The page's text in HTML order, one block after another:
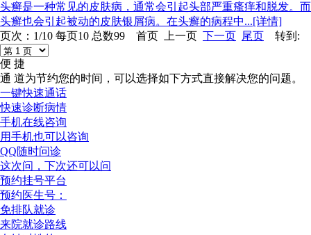
头癣是一种常见的皮肤病，通常会引起头部严重瘙痒和脱发。而
头癣也会引起被动的皮肤银屑病。在头癣的病程中...[详情]
页次：1/10 每页10 总数99 首页 上一页 下一页 尾页 转到:
便 捷
通 道为节约您的时间，可以选择如下方式直接解决您的问题。
一键快速通话
快速诊断病情
手机在线咨询
用手机也可以咨询
QQ随时问诊
这次问，下次还可以问
预约挂号平台
预约医生号：
免排队就诊
来院就诊路线